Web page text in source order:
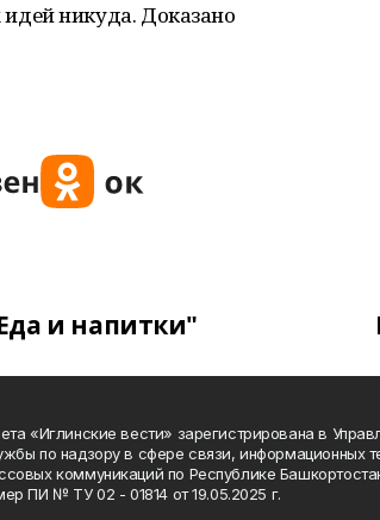
никуда. Доказано
и напитки"
«Иглинские вести» зарегистрирована в
по надзору в сфере связи, информационных
коммуникаций по Республике
ПИ № ТУ 02 - 01814 от 19.05.2025 г.